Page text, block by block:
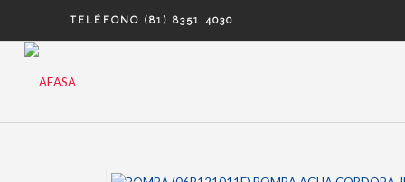
TELÉFONO (81) 8351 4030